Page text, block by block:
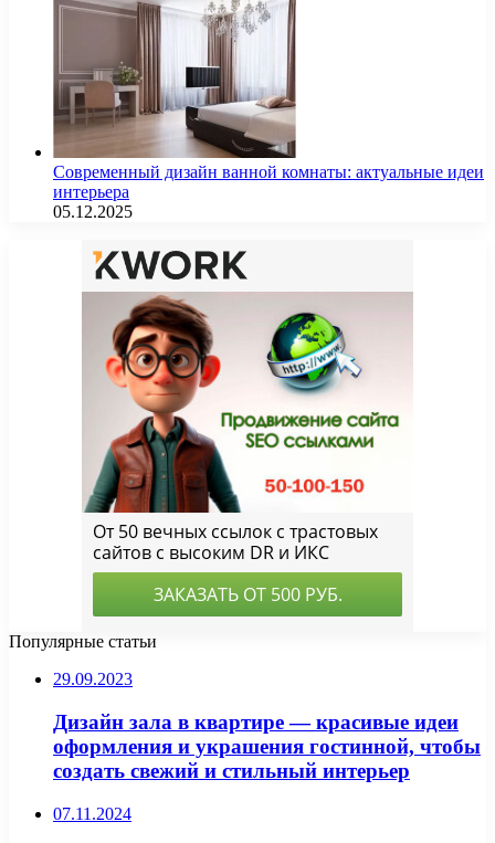
Современный дизайн ванной комнаты: актуальные идеи
интерьера
05.12.2025
Популярные статьи
29.09.2023
Дизайн зала в квартире — красивые идеи
оформления и украшения гостинной, чтобы
создать свежий и стильный интерьер
07.11.2024